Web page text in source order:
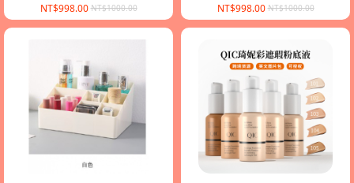
NT$998.00NT$1000.00 NT$998.00NT$1000.00